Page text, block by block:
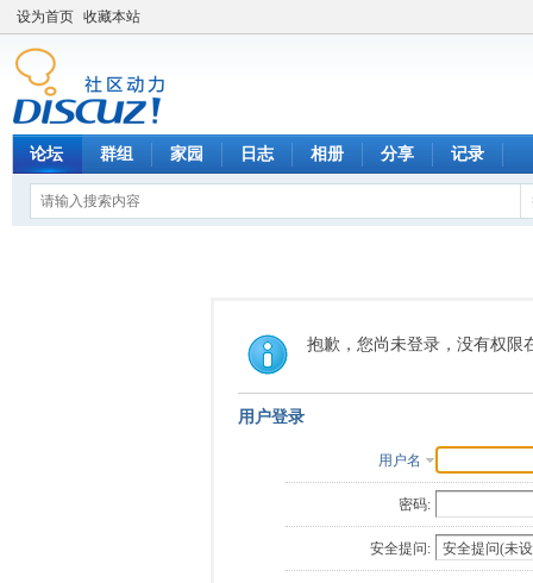
设为首页 收藏本站
论坛 群组 家园 日志 相册 分享 记录
抱歉，您尚未登录，没有权限
用户登录
用户名
密码:
安全提问: